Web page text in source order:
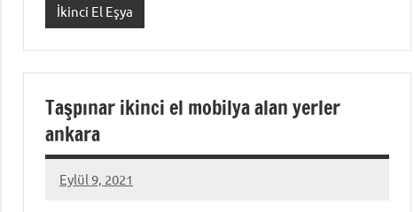
İkinci El Eşya
Taşpınar ikinci el mobilya alan yerler
ankara
Eylül 9, 2021
Mustafa